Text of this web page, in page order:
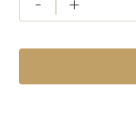
#4